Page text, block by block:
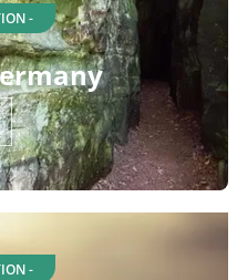
-
-